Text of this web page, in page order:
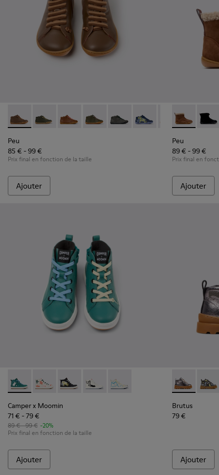
Peu - 90019-131 - Bottines en cuir marron pour enfants.
Peu - 90019-130 - Bottines vertes en cuir pour
Peu - 90019-126 - Bottines en cuir marron
Peu - 90019-125
Peu - 90019-124Peu - 90019-123
Peu - 90019-122
Peu -
Peu
85 € - 99 €
Prix final en fonction de la taille
Ajouter
Peu - Peu
Peu
89 € - 99 €
Prix final en
Ajouter
Camper x Moomin - K900261-013 - Baskets Enfant en cuir
Camper x Moomin - K900261-012
Camper x Moomin - K900261-010 - Bottines
Camper x Moomin - K900261-009
Camper x Moomin - K900261-
Camper x Moomin
71 € - 79 €
89 € - 99 € -20%
Prix final en fonction de la taille
Ajouter
Brutus -
Brutus
79 €
Ajouter